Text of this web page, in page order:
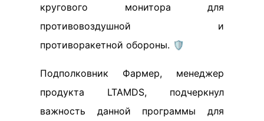
кругового монитора для
противовоздушной и
противоракетной обороны. 🛡️
Подполковник Фармер, менеджер
продукта LTAMDS, подчеркнул
важность данной программы для